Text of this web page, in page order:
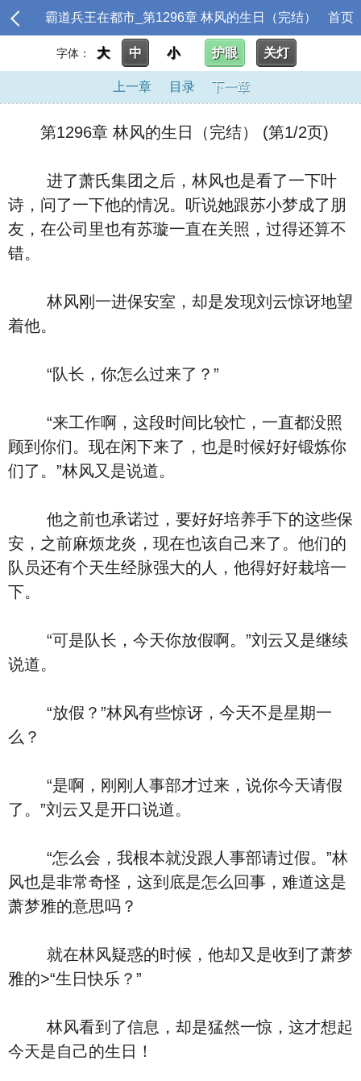
霸道兵王在都市_第1296章 林风的生日（完结） 首页
字体： 大 中 小 护眼 关灯
上一章 目录 下一章
第1296章 林风的生日（完结） (第1/2页)
进了萧氏集团之后，林风也是看了一下叶
诗，问了一下他的情况。听说她跟苏小梦成了朋
友，在公司里也有苏璇一直在关照，过得还算不
错。
林风刚一进保安室，却是发现刘云惊讶地望
着他。
“队长，你怎么过来了？”
“来工作啊，这段时间比较忙，一直都没照
顾到你们。现在闲下来了，也是时候好好锻炼你
们了。”林风又是说道。
他之前也承诺过，要好好培养手下的这些保
安，之前麻烦龙炎，现在也该自己来了。他们的
队员还有个天生经脉强大的人，他得好好栽培一
下。
“可是队长，今天你放假啊。”刘云又是继续
说道。
“放假？”林风有些惊讶，今天不是星期一
么？
“是啊，刚刚人事部才过来，说你今天请假
了。”刘云又是开口说道。
“怎么会，我根本就没跟人事部请过假。”林
风也是非常奇怪，这到底是怎么回事，难道这是
萧梦雅的意思吗？
就在林风疑惑的时候，他却又是收到了萧梦
雅的>“生日快乐？”
林风看到了信息，却是猛然一惊，这才想起
今天是自己的生日！